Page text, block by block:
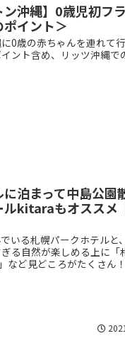
ン沖縄】0歳児初フ
イント＞
0歳の赤ちゃんを連れて
ント含め、リッツ沖縄で
泊まって中島公園
ルkitaraもオススメ
いる札幌パークホテルと
る自然が楽しめる上に「
など見どころがたくさん